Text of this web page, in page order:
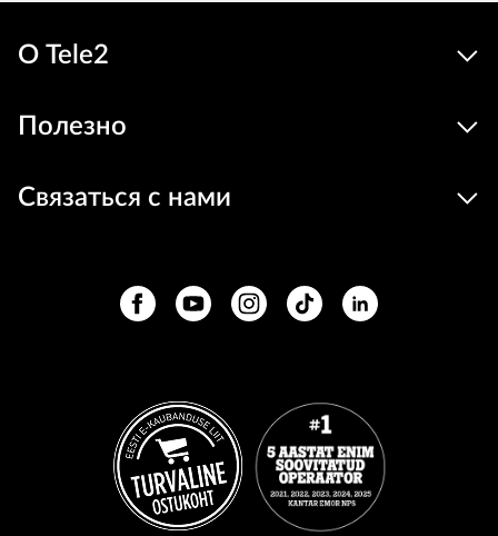
О Tele2
Полезно
Связаться с нами